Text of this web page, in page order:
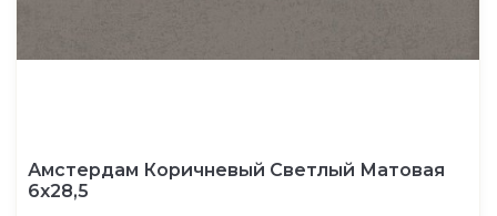
Амстердам Коричневый Светлый Матовая
6х28,5